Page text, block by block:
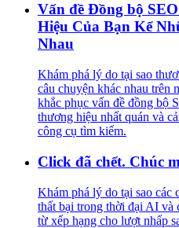
Vấn đề Đồng bộ
Hiệu Của Bạn Kể
Nhau
Khám phá lý do tại sao
câu chuyện khác nhau trên
khắc phục vấn đề đồng bộ
thương hiệu nhất quán và
công cụ tìm kiếm.
Click đã chết. Chúc
Khám phá lý do tại sao các
thất bại trong thời đại AI và
từ xếp hạng cho lượt nhấp